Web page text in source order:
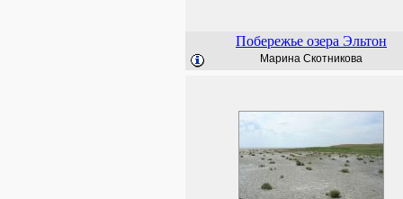
Побережье озера Эльтон
Марина Скотникова